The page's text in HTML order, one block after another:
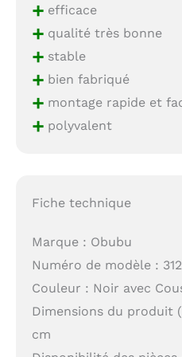
+ efficace
+ qualité très bonne
+ stable
+ bien fabriqué
+ montage rapide et
+ polyvalent
Fiche technique
Marque : Obubu
Numéro de modèle :
Couleur : Noir avec
Dimensions du produit
cm